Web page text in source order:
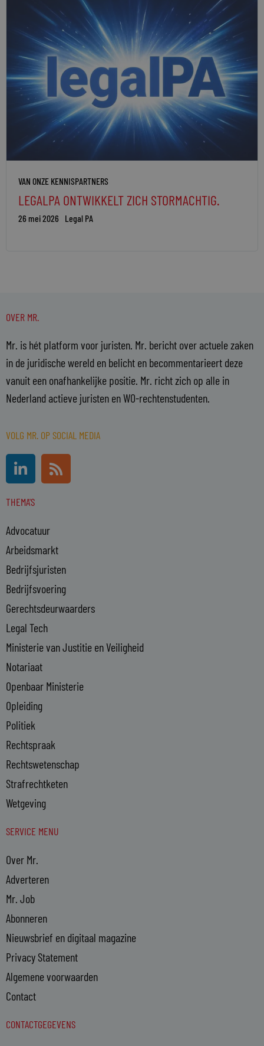
VAN ONZE KENNISPARTNERS
LEGALPA ONTWIKKELT ZICH STORMACHTIG.
26 mei 2026 Legal PA
OVER MR.
Mr. is hét platform voor juristen. Mr. bericht over actuele zaken
in de juridische wereld en belicht en becommentarieert deze
vanuit een onafhankelijke positie. Mr. richt zich op alle in
Nederland actieve juristen en WO-rechtenstudenten.
VOLG MR. OP SOCIAL MEDIA
i
k
d
i
n
-
i
n
R
s
THEMA'S
Advocatuur
Arbeidsmarkt
Bedrijfsjuristen
Bedrijfsvoering
Gerechtsdeurwaarders
Legal Tech
Ministerie van Justitie en Veiligheid
Notariaat
Openbaar Ministerie
Opleiding
Politiek
Rechtspraak
Rechtswetenschap
Strafrechtketen
Wetgeving
SERVICE MENU
Over Mr.
Adverteren
Mr. Job
Abonneren
Nieuwsbrief en digitaal magazine
Privacy Statement
Algemene voorwaarden
Contact
CONTACTGEGEVENS